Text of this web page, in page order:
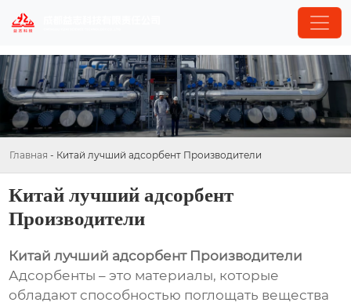
Главная - Китай лучший адсорбент Производители
Китай лучший адсорбент
Производители
Китай лучший адсорбент Производители
Адсорбенты – это материалы, которые
обладают способностью поглощать вещества